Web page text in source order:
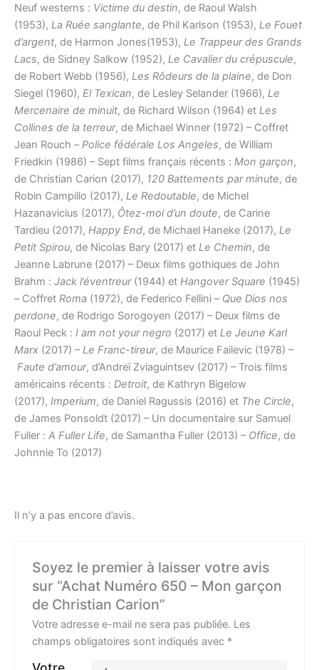
Neuf westerns : Victime du destin, de Raoul Walsh
(1953), La Ruée sanglante, de Phil Karlson (1953), Le Fouet
d’argent, de Harmon Jones(1953), Le Trappeur des Grands
Lacs, de Sidney Salkow (1952), Le Cavalier du crépuscule,
de Robert Webb (1956), Les Rôdeurs de la plaine, de Don
Siegel (1960), El Texican, de Lesley Selander (1966), Le
Mercenaire de minuit, de Richard Wilson (1964) et Les
Collines de la terreur, de Michael Winner (1972) – Coffret
Jean Rouch –Police fédérale Los Angeles, de William
Friedkin (1986) – Sept films français récents : Mon garçon,
de Christian Carion (2017), 120 Battements par minute, de
Robin Campillo (2017), Le Redoutable, de Michel
Hazanavicius (2017), Ôtez-moi d’un doute, de Carine
Tardieu (2017), Happy End, de Michael Haneke (2017), Le
Petit Spirou, de Nicolas Bary (2017) et Le Chemin, de
Jeanne Labrune (2017) – Deux films gothiques de John
Brahm : Jack l’éventreur(1944) et Hangover Square (1945)
– Coffret Roma (1972), de Federico Fellini – Que Dios nos
perdone, de Rodrigo Sorogoyen (2017) – Deux films de
Raoul Peck : I am not your negro (2017) et Le Jeune Karl
Marx (2017) –Le Franc-tireur, de Maurice Failevic (1978) –
Faute d’amour, d’Andreï Zviaguintsev (2017) – Trois films
américains récents : Detroit, de Kathryn Bigelow
(2017), Imperium, de Daniel Ragussis (2016) et The Circle,
de James Ponsoldt (2017) – Un documentaire sur Samuel
Fuller : A Fuller Life, de Samantha Fuller (2013) – Office, de
Johnnie To (2017)
Il n’y a pas encore d’avis.
Soyez le premier à laisser votre avis
sur “Achat Numéro 650 – Mon garçon
de Christian Carion”
Votre adresse e-mail ne sera pas publiée. Les
champs obligatoires sont indiqués avec *